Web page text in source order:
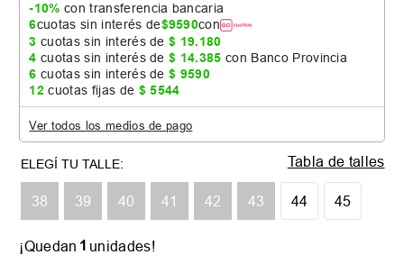
-10% con transferencia bancaria
6cuotas sin interés de$9590con
3 cuotas sin interés de$ 19.180
4 cuotas sin interés de$ 14.385 con Banco Provincia
6 cuotas sin interés de$ 9590
12 cuotas fijas de $ 5544
Ver todos los medios de pago
38 39 40 41 42 43 44 45
Tabla de talles
¡Quedan 1 unidades!